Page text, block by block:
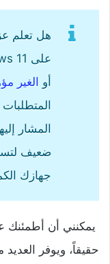
هل تعلم
على Windows 11 على الأجهزة
أو الغير
المشار
جهازك
يمكنني أن أطمئنك
حقيقاً، ويوفر